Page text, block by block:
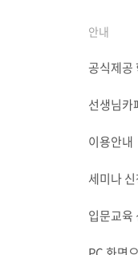
안내
공식제공
선생님카
이용안내
세미나
입문교육